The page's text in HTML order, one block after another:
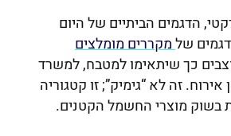
הדגמים הביתיים של היום
שלמקררים מומלצים
כך שיתאימו למטבח, למשרד
אירוח. זה לא “גימיק”; זו קטגוריה
בשוק מוצרי החשמל הקטנים.